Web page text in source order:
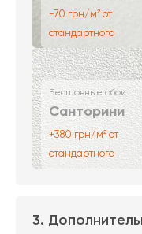
-70 грн/м² от
стандартного
Бесшовные обои
Санторини
+380 грн/м² от
стандартного
3.